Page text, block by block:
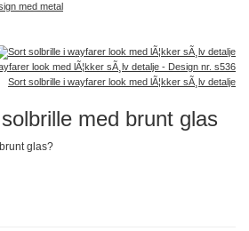
med metal
Sort solbrille i wayfarer look med lÃ¦kker sÃ¸lv detalje
med brunt glas
glas?